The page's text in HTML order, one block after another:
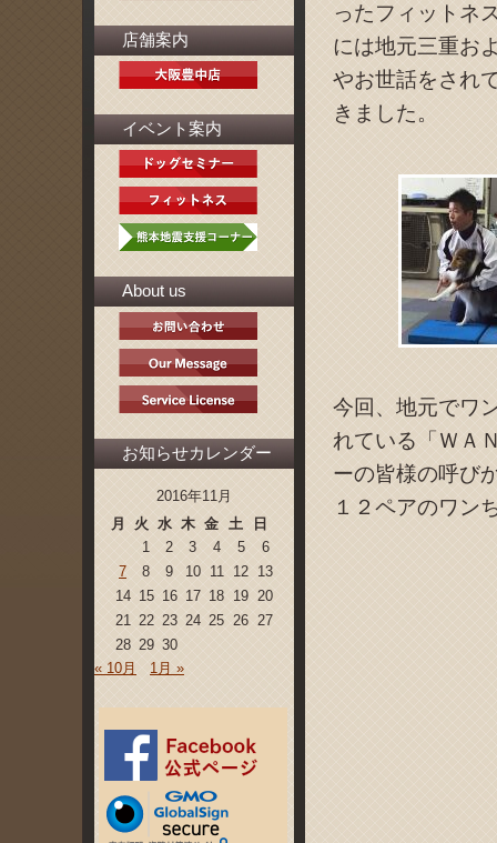
ったフィットネ
には地元三重お
やお世話をされ
きました。
今回、地元でワ
れている「ＷＡ
ーの皆様の呼び
１２ペアのワン
店舗案内
イベント案内
About us
お知らせカレンダー
2016年11月
月
火 水 木 金 土
日
1
2 3 4 5
6
7
8 9 10 11 12 13
14 15 16 17 18 19 20
21 22 23 24 25 26 27
28 29 30
« 10月
1月 »